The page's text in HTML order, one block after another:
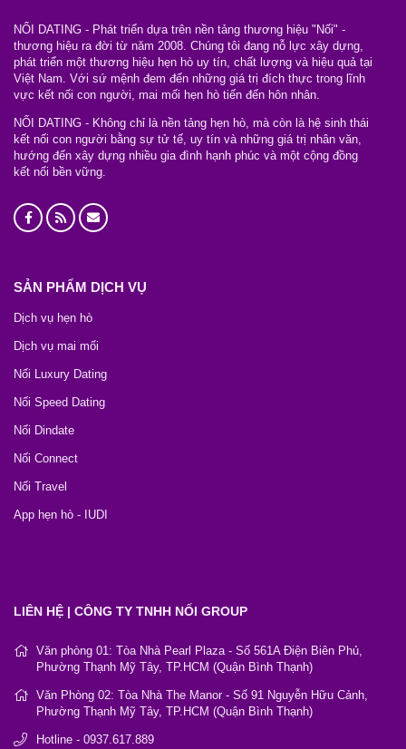
NỐI DATING - Phát triển dựa trên nền tảng thương hiệu "Nối" -
thương hiệu ra đời từ năm 2008. Chúng tôi đang nỗ lực xây dựng,
phát triển một thương hiệu hẹn hò uy tín, chất lượng và hiệu quả tại
Việt Nam. Với sứ mệnh đem đến những giá trị đích thực trong lĩnh
vực kết nối con người, mai mối hẹn hò tiến đến hôn nhân.
NỐI DATING - Không chỉ là nền tảng hẹn hò, mà còn là hệ sinh thái
kết nối con người bằng sự tử tế, uy tín và những giá trị nhân văn,
hướng đến xây dựng nhiều gia đình hạnh phúc và một cộng đồng
kết nối bền vững.
SẢN PHẨM DỊCH VỤ
Dịch vụ hẹn hò
Dịch vụ mai mối
Nối Luxury Dating
Nối Speed Dating
Nối Dindate
Nối Connect
Nối Travel
App hẹn hò - IUDI
LIÊN HỆ | CÔNG TY TNHH NỐI GROUP
Văn phòng 01: Tòa Nhà Pearl Plaza - Số 561A Điện Biên Phủ,
Phường Thạnh Mỹ Tây, TP.HCM (Quận Bình Thạnh)
Văn Phòng 02: Tòa Nhà The Manor - Số 91 Nguyễn Hữu Cảnh,
Phường Thạnh Mỹ Tây, TP.HCM (Quận Bình Thạnh)
Hotline - 0937.617.889